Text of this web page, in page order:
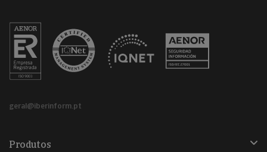
geral@iberinform.pt
Produtos